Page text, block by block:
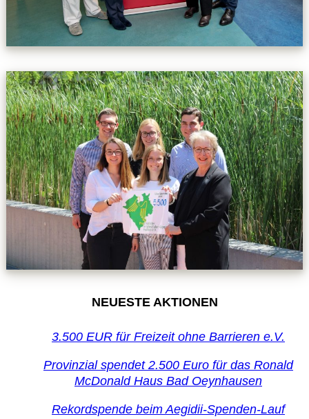
NEUESTE AKTIONEN
3.500 EUR für Freizeit ohne Barrieren e.V.
Provinzial spendet 2.500 Euro für das Ronald
McDonald Haus Bad Oeynhausen
Rekordspende beim Aegidii-Spenden-Lauf